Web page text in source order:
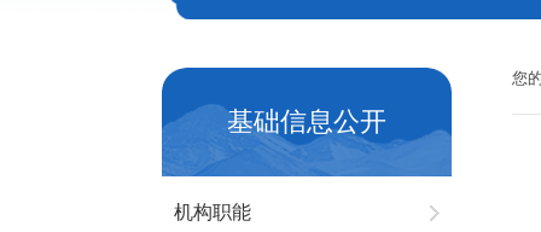
基础信息公开
机构职能
您